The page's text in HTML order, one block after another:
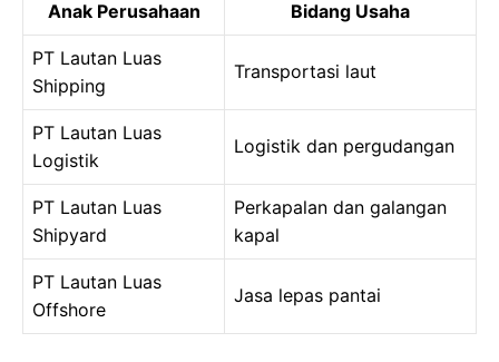
Anak Perusahaan Bidang Usaha
PT Lautan Luas
Shipping
Transportasi laut
PT Lautan Luas
Logistik
Logistik dan pergudangan
PT Lautan Luas
Shipyard
Perkapalan dan galangan
kapal
PT Lautan Luas
Offshore
Jasa lepas pantai